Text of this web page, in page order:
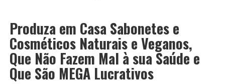
Produza em Casa Sabonetes e
Cosméticos Naturais e Veganos,
Que Não Fazem Mal à sua Saúde e
Que São MEGA Lucrativos